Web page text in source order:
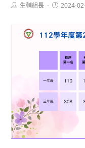
Post生輔組長
Post2024-